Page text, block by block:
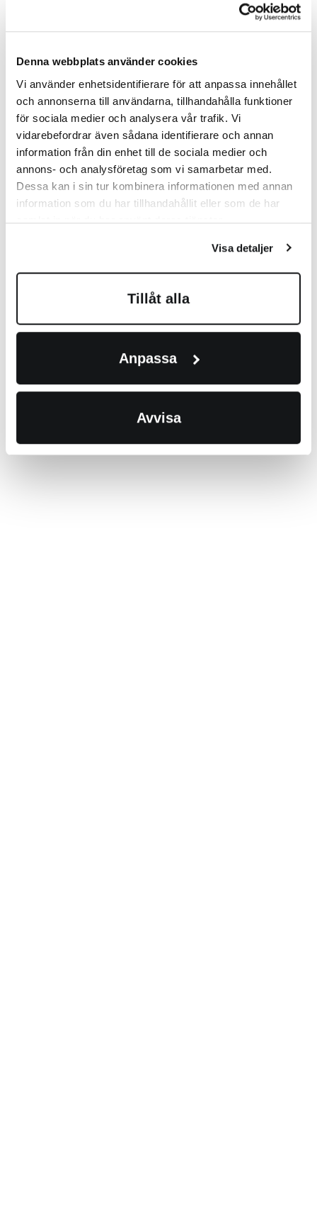
Denna webbplats använder cookies
Vi använder enhetsidentifierare för att anpassa innehållet
och annonserna till användarna, tillhandahålla funktioner
för sociala medier och analysera vår trafik. Vi
vidarebefordrar även sådana identifierare och annan
information från din enhet till de sociala medier och
annons- och analysföretag som vi samarbetar med.
Dessa kan i sin tur kombinera informationen med annan
information som du har tillhandahållit eller som de har
samlat in när du har använt deras tjänster.
Visa detaljer
Tillåt alla
Anpassa
Avvisa